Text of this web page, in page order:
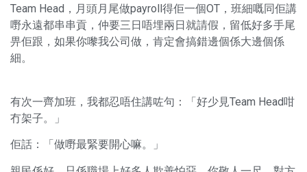
Team Head，月頭月尾做payroll得佢一個OT，班細嘅同佢講
嘢永遠都串串貢，仲要三日唔埋兩日就請假，留低好多手尾
畀佢跟，如果你嚟我公司做，肯定會搞錯邊個係大邊個係
細。
有次一齊加班，我都忍唔住講咗句：「好少見Team Head咁
冇架子。」
佢話：「做嘢最緊要開心嘛。」